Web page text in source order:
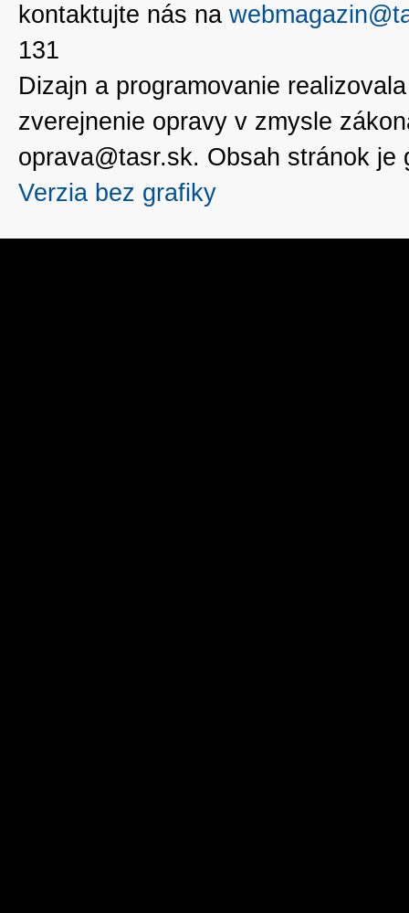
kontaktujte nás na
131
Dizajn a programovanie
zverejnenie opravy v zmysle
oprava@tasr.sk. Obsah stránok
Verzia bez grafiky